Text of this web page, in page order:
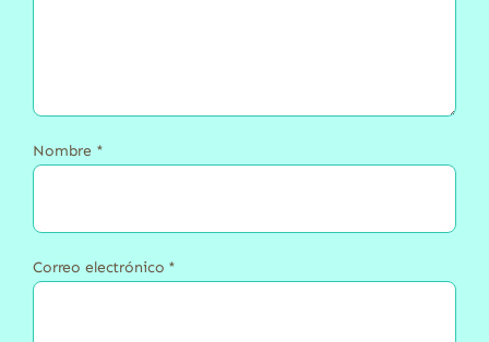
Nombre *
Correo electrónico *